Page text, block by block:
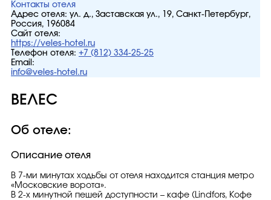
Контакты отеля
Адрес отеля: ул. д., Заставская ул., 19, Санкт-Петербург,
Россия, 196084
Сайт отеля:
https://veles-hotel.ru
Телефон отеля: +7 (812) 334-25-25
Email:
info@veles-hotel.ru
ВЕЛЕС
Об отеле:
Описание отеля
В 7-ми минутах ходьбы от отеля находится станция метро
«Московские ворота».
В 2-х минутной пешей доступности – кафе (Lindfors, Кофе